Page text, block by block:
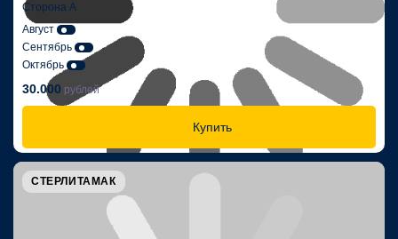
Сторона А
Август
Сентябрь
Октябрь
30.000 рублей
Купить
СТЕРЛИТАМАК